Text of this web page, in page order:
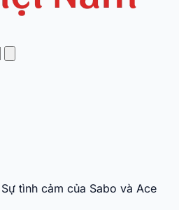
Sự tình cảm của Sabo và Ace